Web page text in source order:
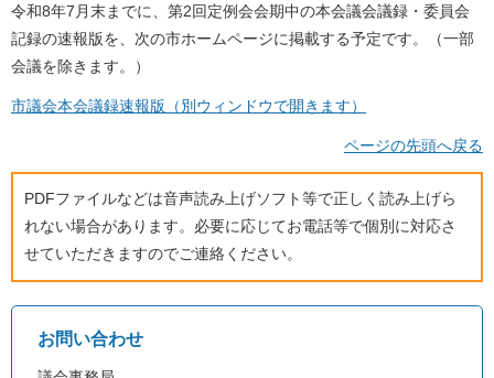
令和8年7月末までに、第2回定例会会期中の本会議会議録・委員会
記録の速報版を、次の市ホームページに掲載する予定です。（一部
会議を除きます。）
市議会本会議録速報版（別ウィンドウで開きます）
ページの先頭へ戻る
PDFファイルなどは音声読み上げソフト等で正しく読み上げら
れない場合があります。必要に応じてお電話等で個別に対応さ
せていただきますのでご連絡ください。
お問い合わせ